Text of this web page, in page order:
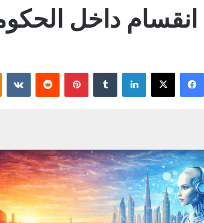
فيسبوك ‫X لينكدإن ‏Tumblr بينتيريست ‏Reddit
‏VKontakte